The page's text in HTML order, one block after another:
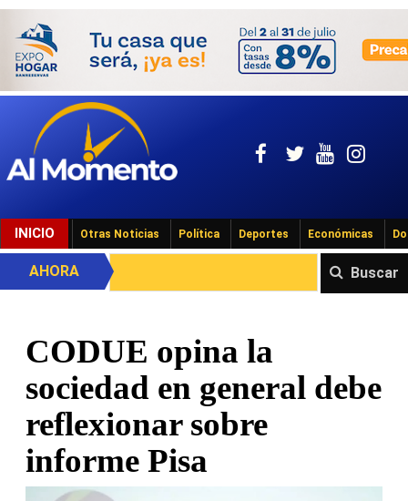
INICIO Otras Noticias Política Deportes Económicas
Buscar
AHORA
CODUE opina la
sociedad en general debe
reflexionar sobre
informe Pisa